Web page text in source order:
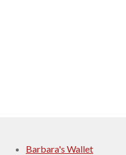
Barbara's Wallet